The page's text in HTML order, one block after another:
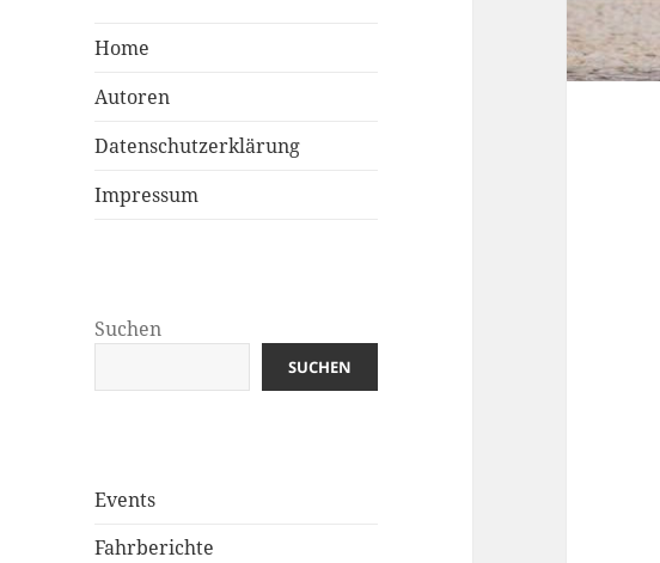
Home
Autoren
Datenschutzerklärung
Impressum
Suchen
SUCHEN
Events
Fahrberichte